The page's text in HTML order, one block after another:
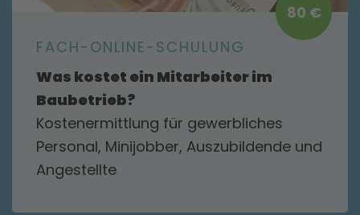
80 €
FACH-ONLINE-SCHULUNG
Was kostet ein Mitarbeiter im
Baubetrieb?
Kostenermittlung für gewerbliches
Personal, Minijobber, Auszubildende und
Angestellte